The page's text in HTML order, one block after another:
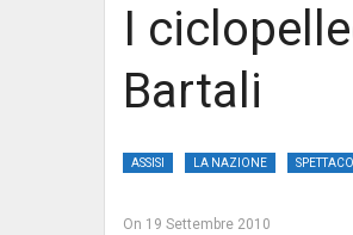
I
Bartali
ASSISI LA NAZIONE
On 19 Settembre 2010